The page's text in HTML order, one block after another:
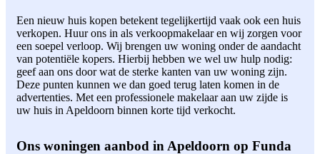
Een nieuw huis kopen betekent tegelijkertijd vaak ook een huis
verkopen. Huur ons in als verkoopmakelaar en wij zorgen voor
een soepel verloop. Wij brengen uw woning onder de aandacht
van potentiële kopers. Hierbij hebben we wel uw hulp nodig:
geef aan ons door wat de sterke kanten van uw woning zijn.
Deze punten kunnen we dan goed terug laten komen in de
advertenties. Met een professionele makelaar aan uw zijde is
uw huis in Apeldoorn binnen korte tijd verkocht.
Ons woningen aanbod in Apeldoorn op Funda